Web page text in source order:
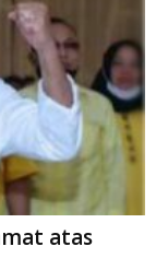
atas